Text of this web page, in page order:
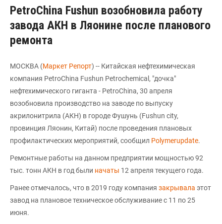
PetroChina Fushun возобновила работу
завода АКН в Ляонине после планового
ремонта
МОСКВА (Маркет Репорт) -- Китайская нефтехимическая
компания PetroChina Fushun Petrochemical, "дочка"
нефтехимического гиганта - PetroChina, 30 апреля
возобновила производство на заводе по выпуску
акрилонитрила (АКН) в городе Фушунь (Fushun city,
провинция Ляонин, Китай) после проведения плановых
профилактических мероприятий, сообщил Polymerupdate.
Ремонтные работы на данном предприятии мощностью 92
тыс. тонн АКН в год были начаты 12 апреля текущего года.
Ранее отмечалось, что в 2019 году компания закрывала этот
завод на плановое техническое обслуживание с 11 по 25
июня.